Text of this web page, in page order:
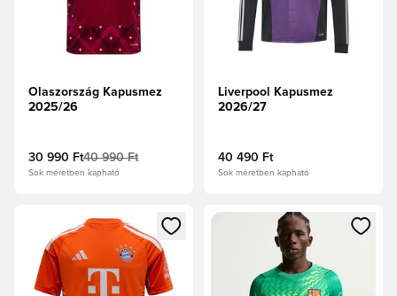
Olaszország Kapusmez
2025/26
30 990 Ft40 990 Ft
Sok méretben kapható
Liverpool Kapusmez
2026/27
40 490 Ft
Sok méretben kapható
Megnyit egy modált a bejelentkezéshez vagy a tagként
Megnyit egy modált a